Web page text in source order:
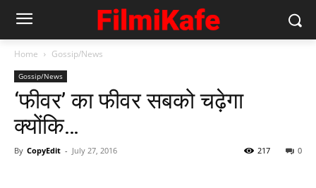
Home Gossip/News
Gossip/News
‘फीवर’ का फीवर सबको चढ़ेगा
क्‍योंकि…
By CopyEdit - July 27, 2016 0
217